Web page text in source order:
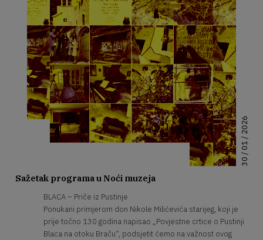
30 / 01 / 2026
Sažetak programa u Noći muzeja
BLACA – Priče iz Pustinje
Ponukani primjerom don Nikole Milićevića starijeg, koji je
prije točno 130 godina napisao „Povjestne crtice o Pustinji
Blaca na otoku Braču“, podsjetit ćemo na važnost ovog